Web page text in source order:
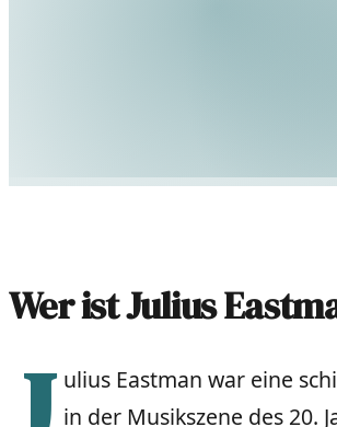
Wer ist Julius
ulius Eastman war eine
in der Musikszene des 20.